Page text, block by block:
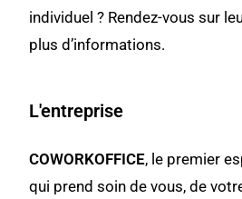
individuel ? Rendez-vous sur
plus d’informations.
L'entreprise
COWORKOFFICE, le premier
qui prend soin de vous, de